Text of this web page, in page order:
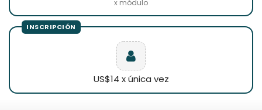
x módulo
US$14 x única vez